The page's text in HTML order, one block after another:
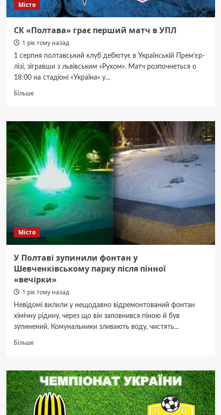
Місто
СК «Полтава» грає перший матч в УПЛ
1 рік тому назад
1 серпня полтавський клуб дебютує в Українській Прем’єр-
лізі, зігравши з львівським «Рухом». Матч розпочнеться о
18:00 на стадіоні «Україна» у...
БільшеДокладніше
«Полтава»
грає
перший
матч
в
УПЛ
Місто
У Полтаві зупинили фонтан у
Шевченківському парку після пінної
«вечірки»
1 рік тому назад
Невідомі вилили у нещодавно відремонтований фонтан
хімічну рідину, через що він заповнився піною й був
зупинений. Комунальники зливають воду, чистять...
БільшеДокладніше
Полтаві
зупинили
фонтан
у
Шевченківському